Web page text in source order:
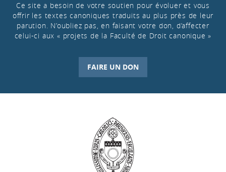
Ce site a besoin de votre soutien pour évoluer et vous
offrir les textes canoniques traduits au plus près de leur
parution. N’oubliez pas, en faisant votre don, d’affecter
celui-ci aux « projets de la Faculté de Droit canonique »
FAIRE UN DON